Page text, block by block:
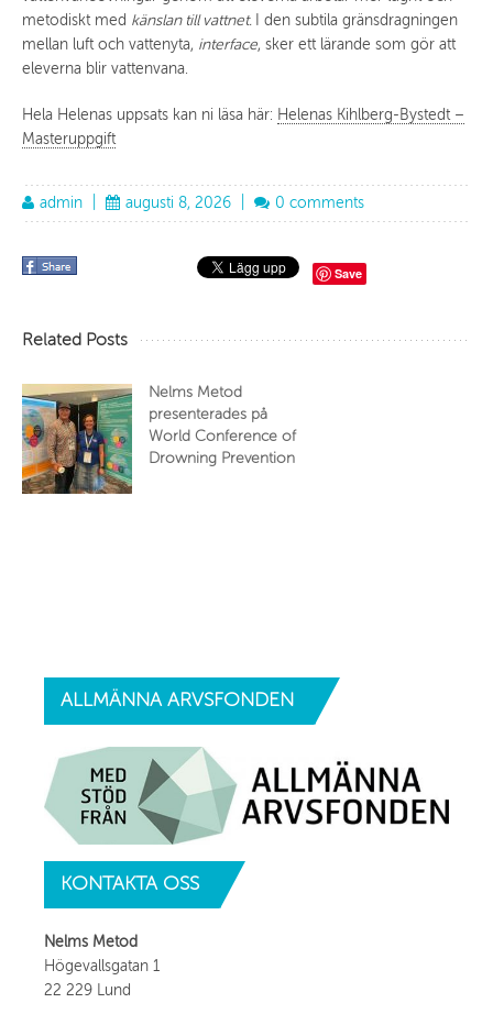
metodiskt med känslan till vattnet.
I den subtila gränsdragningen
mellan luft och vattenyta, interface, sker ett lärande som gör att
eleverna blir vattenvana.
Hela Helenas uppsats kan ni läsa här: Helenas Kihlberg-Bystedt –
Masteruppgift
admin augusti 8, 2026 0 comments
Save
Related Posts
Nelms Metod
presenterades på
World Conference of
Drowning Prevention
ALLMÄNNA ARVSFONDEN
KONTAKTAOSS
Nelms Metod
Högevallsgatan 1
22 229 Lund